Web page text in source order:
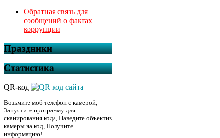
Обратная связь для
сообщений о фактах
коррупции
Праздники
Статистика
QR-код
Возьмите моб телефон с камерой,
Запустите программу для
сканирования кода, Наведите объектив
камеры на код, Получите
информацию!